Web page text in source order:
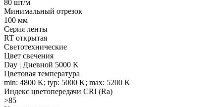
80 шт/м
Минимальный отрезок
100 мм
Серия ленты
RT открытая
Светотехнические
Цвет свечения
Day | Дневной 5000 K
Цветовая температура
min: 4800 K; typ: 5000 K; max: 5200 K
Индекс цветопередачи CRI (Ra)
>85